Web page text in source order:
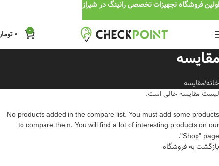
0
0
مقایسه
خانهمقایسه
لیست مقایسه خالی است.
No products added in the compare list. You must add some products
to compare them. You will find a lot of interesting products on our
"Shop" page.
بازگشت به فروشگاه
اولین فروشگاه تجهیزات تخصصی رانینگ در شیراز